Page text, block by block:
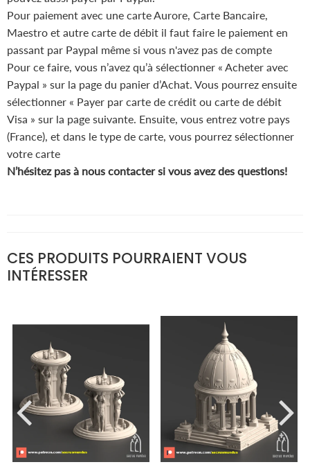
Pour paiement avec une carte Aurore, Carte Bancaire,
Maestro et autre carte de débit il faut faire le paiement en
passant par Paypal même si vous n'avez pas de compte
Pour ce faire, vous n’avez qu’à sélectionner « Acheter avec
Paypal » sur la page du panier d’Achat. Vous pourrez ensuite
sélectionner « Payer par carte de crédit ou carte de débit
Visa » sur la page suivante. Ensuite, vous entrez votre pays
(France), et dans le type de carte, vous pourrez sélectionner
votre carte
N’hésitez pas à nous contacter si vous avez des questions!
CES PRODUITS POURRAIENT VOUS
INTÉRESSER